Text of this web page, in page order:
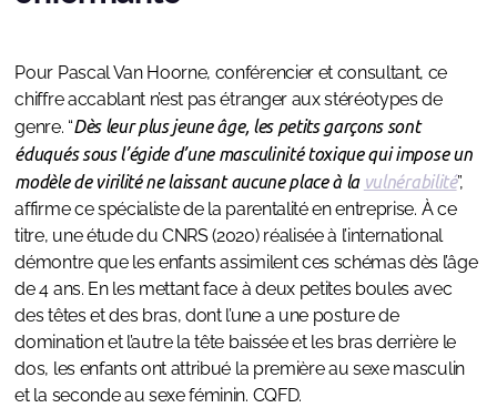
Pour Pascal Van Hoorne, conférencier et consultant, ce
chiffre accablant n’est pas étranger aux stéréotypes de
genre. “Dès leur plus jeune âge, les petits garçons sont
éduqués sous l’égide d’une masculinité toxique qui impose un
modèle de virilité ne laissant aucune place à la vulnérabilité”,
affirme ce spécialiste de la parentalité en entreprise. À ce
titre, une étude du CNRS (2020) réalisée à l’international
démontre que les enfants assimilent ces schémas dès l’âge
de 4 ans. En les mettant face à deux petites boules avec
des têtes et des bras, dont l’une a une posture de
domination et l’autre la tête baissée et les bras derrière le
dos, les enfants ont attribué la première au sexe masculin
et la seconde au sexe féminin. CQFD.